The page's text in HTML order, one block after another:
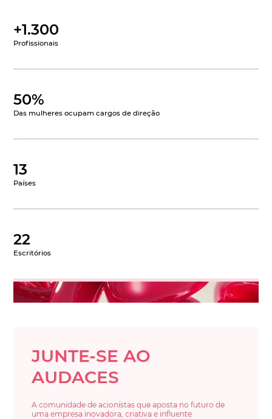
+1.300
Profissionais
50%
Das mulheres ocupam cargos de direção
13
Países
22
Escritórios
JUNTE-SE AO
AUDACES
A comunidade de acionistas que aposta no futuro de
uma empresa inovadora, criativa e influente